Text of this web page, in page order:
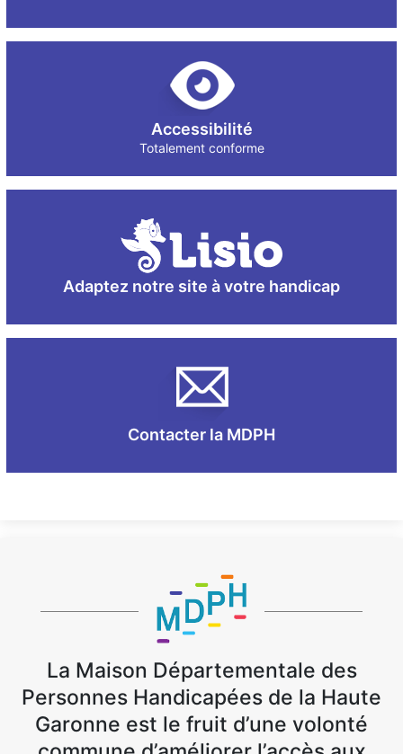
Accessibilité
Totalement conforme
Adaptez notre site à votre handicap
Contacter la MDPH
La Maison Départementale des
Personnes Handicapées de la Haute
Garonne est le fruit d’une volonté